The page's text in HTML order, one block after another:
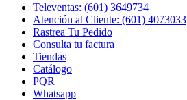
Televentas: (601) 3649734
Atención al Cliente: (601) 4073033
Rastrea Tu Pedido
Consulta tu factura
Tiendas
Catálogo
PQR
Whatsapp